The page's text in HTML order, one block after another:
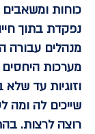
כוחות
נפקדת בתוך
מנהלים עבורה
מערכות
וזוגיות עד
שייכים לה ומה
רוצה לרצות.